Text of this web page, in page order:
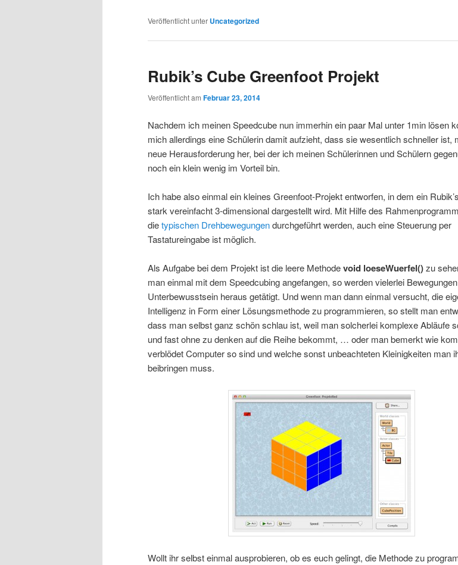
Veröffentlicht unter Uncategorized
Rubik’s Cube Greenfoot Projekt
Veröffentlicht am Februar 23, 2014
Nachdem ich meinen Speedcube nun immerhin ein paar Mal unter 1min lösen
mich allerdings eine Schülerin damit aufzieht, dass sie wesentlich schneller ist,
neue Herausforderung her, bei der ich meinen Schülerinnen und Schülern
noch ein klein wenig im Vorteil bin.
Ich habe also einmal ein kleines Greenfoot-Projekt entworfen, in dem ein
stark vereinfacht 3-dimensional dargestellt wird. Mit Hilfe des
dietypischen Drehbewegungendurchgeführt werden, auch eine Steuerung per
Tastatureingabe ist möglich.
Als Aufgabe bei dem Projekt ist die leere Methodevoid loeseWuerfel()zu
man einmal mit dem Speedcubing angefangen, so werden vielerlei
Unterbewusstsein heraus getätigt. Und wenn man dann einmal versucht, die
Intelligenz in Form einer Lösungsmethode zu programmieren, so stellt man
dass man selbst ganz schön schlau ist, weil man solcherlei komplexe Abläufe
und fast ohne zu denken auf die Reihe bekommt, … oder man bemerkt wie
verblödet Computer so sind und welche sonst unbeachteten Kleinigkeiten man
beibringen muss.
Wollt ihr selbst einmal ausprobieren, ob es euch gelingt, die Methode zu